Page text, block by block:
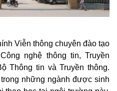
Viễn thông chuyên đào tạo
nghệ thông tin, Truyền
Thông tin và Truyền thông.
những ngành được sinh